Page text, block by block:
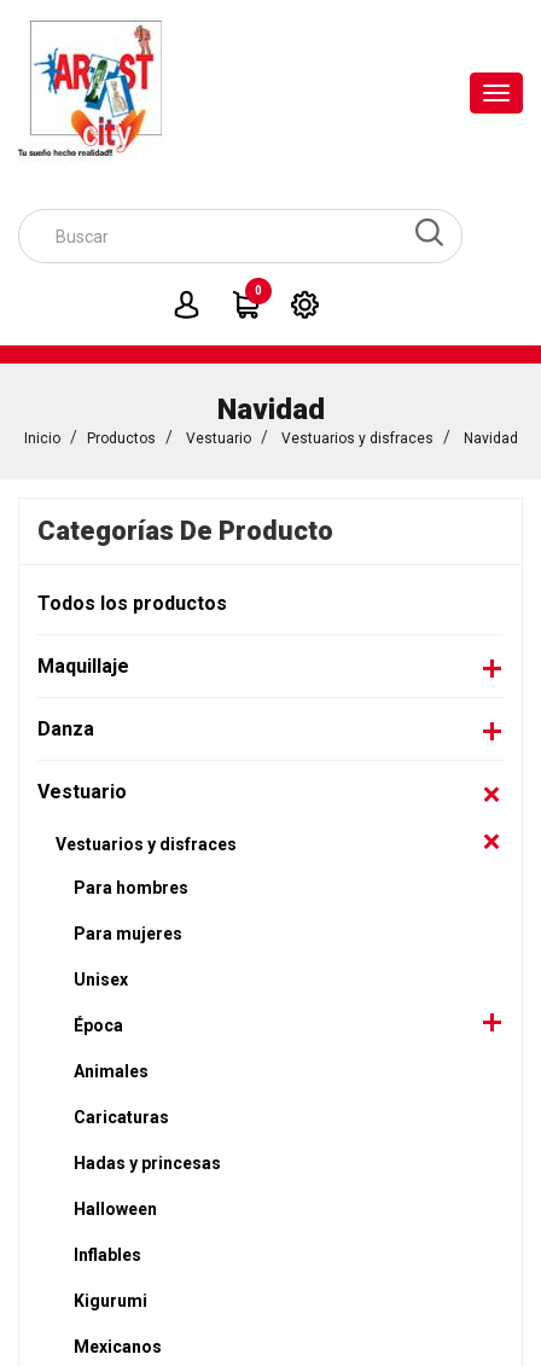
0
Navidad
Inicio Productos Vestuario Vestuarios y disfraces Navidad
Categorías De Producto
Todos los productos
Maquillaje
Danza
Vestuario
Vestuarios y disfraces
Para hombres
Para mujeres
Unisex
Época
Animales
Caricaturas
Hadas y princesas
Halloween
Inflables
Kigurumi
Mexicanos